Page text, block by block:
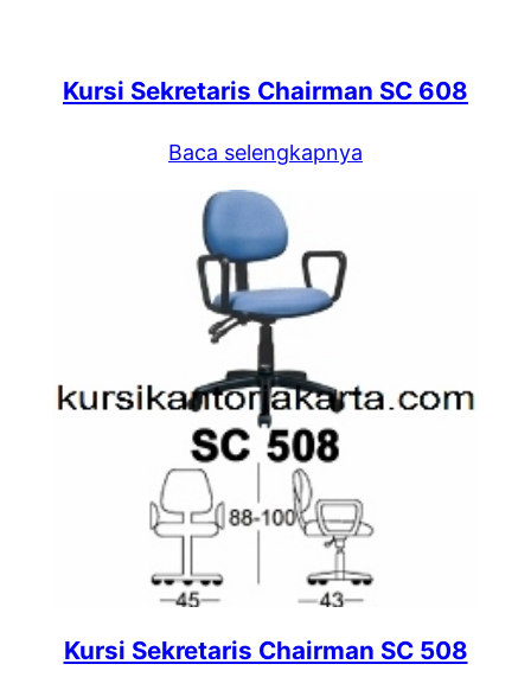
Kursi Sekretaris Chairman SC 608
Baca selengkapnya
Kursi Sekretaris Chairman SC 508